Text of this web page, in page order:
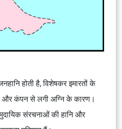
होती है, विशेषकर इमारतों के
और कंपन से लगी अग्नि के कारण।
संरचनाओं की हानि और